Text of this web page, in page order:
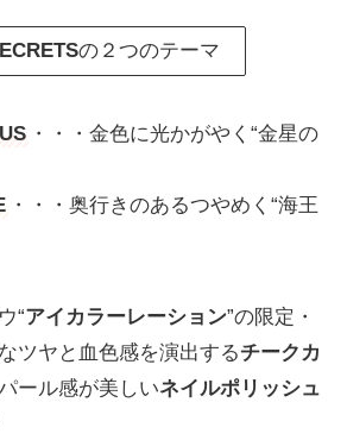
の２つのテーマ
・・・金色に光かがやく“金星の
・・・奥行きのあるつやめく“海王
“アイカラーレーション”の限定・
ツヤと血色感を演出するチークカ
ール感が美しいネイルポリッシュ